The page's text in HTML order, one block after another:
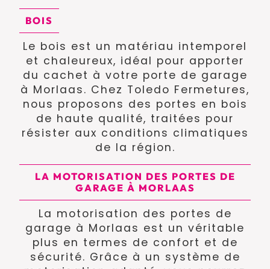
BOIS
Le bois est un matériau intemporel
et chaleureux, idéal pour apporter
du cachet à votre porte de garage
à Morlaas. Chez Toledo Fermetures,
nous proposons des portes en bois
de haute qualité, traitées pour
résister aux conditions climatiques
de la région.
LA MOTORISATION DES PORTES DE
GARAGE À MORLAAS
La motorisation des portes de
garage à Morlaas est un véritable
plus en termes de confort et de
sécurité. Grâce à un système de